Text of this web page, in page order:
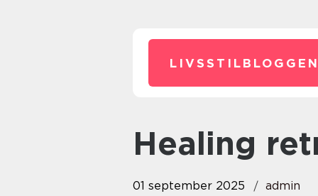
Healing
01 september 2025 admin